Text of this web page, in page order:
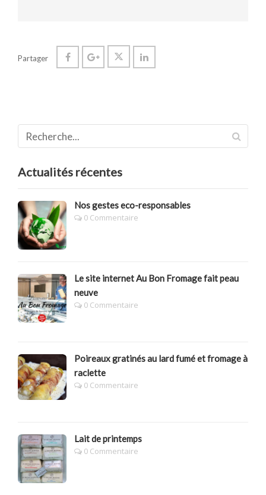
Partager
Actualités récentes
Nos gestes eco-responsables
0 Commentaire
Le site internet Au Bon Fromage fait peau
neuve
0 Commentaire
Poireaux gratinés au lard fumé et fromage à
raclette
0 Commentaire
Lait de printemps
0 Commentaire